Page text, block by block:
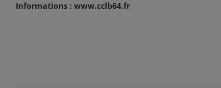
Informations : www.cclb64.fr